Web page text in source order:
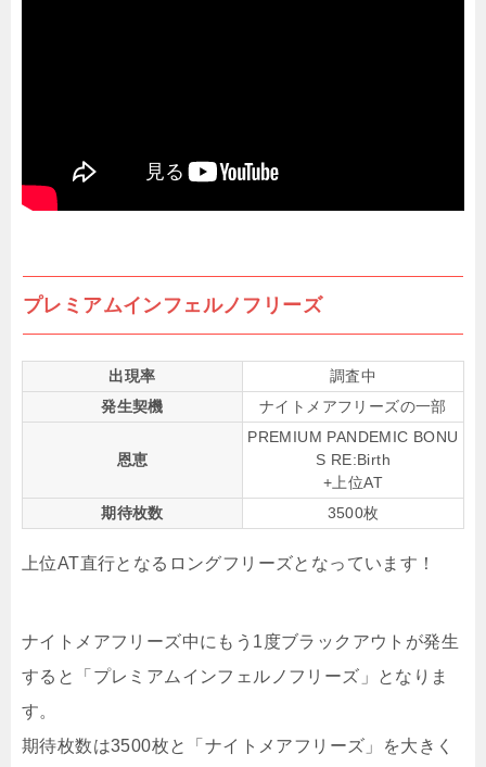
プレミアムインフェルノフリーズ
出現率
調査中
発生契機
ナイトメアフリーズの一部
恩恵
PREMIUM PANDEMIC BONU
S RE:Birth
+上位AT
期待枚数
3500枚
上位AT直行となるロングフリーズとなっています！
ナイトメアフリーズ中にもう1度ブラックアウトが発生
すると「プレミアムインフェルノフリーズ」となりま
す。
期待枚数は3500枚と「ナイトメアフリーズ」を大きく